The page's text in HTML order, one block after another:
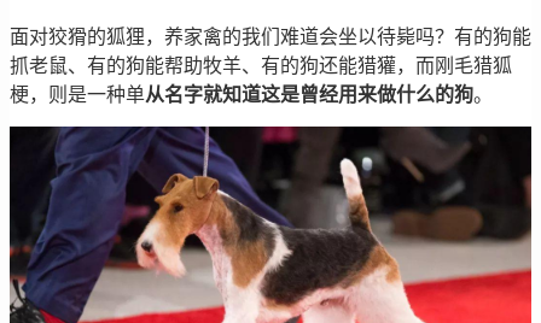
面对狡猾的狐狸，养家禽的我们难道会坐以待毙吗？有的狗能
抓老鼠、有的狗能帮助牧羊、有的狗还能猎獾，而刚毛猎狐
梗，则是一种单从名字就知道这是曾经用来做什么的狗。